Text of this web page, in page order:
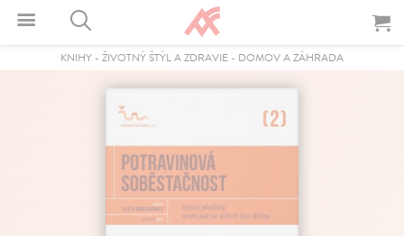
KNIHY - ŽIVOTNÝ ŠTÝL A ZDRAVIE - DOMOV A ZÁHRADA